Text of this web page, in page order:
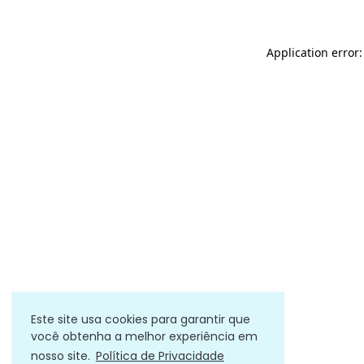
Este site usa cookies para garantir que
você obtenha a melhor experiência em
nosso site. Política de Privacidade
Application